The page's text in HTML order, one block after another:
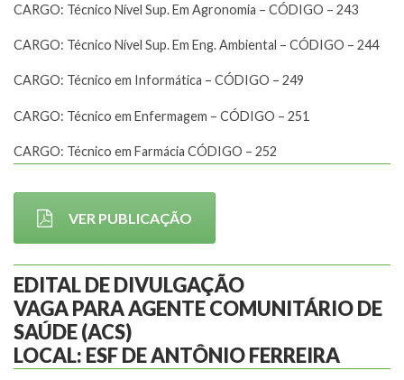
CARGO: Técnico Nível Sup. Em Agronomia – CÓDIGO – 243
CARGO: Técnico Nível Sup. Em Eng. Ambiental – CÓDIGO – 244
CARGO: Técnico em Informática – CÓDIGO – 249
CARGO: Técnico em Enfermagem – CÓDIGO – 251
CARGO: Técnico em Farmácia CÓDIGO – 252
VER PUBLICAÇÃO
EDITAL DE DIVULGAÇÃO
VAGA PARA AGENTE COMUNITÁRIO DE
SAÚDE (ACS)
LOCAL: ESF DE ANTÔNIO FERREIRA